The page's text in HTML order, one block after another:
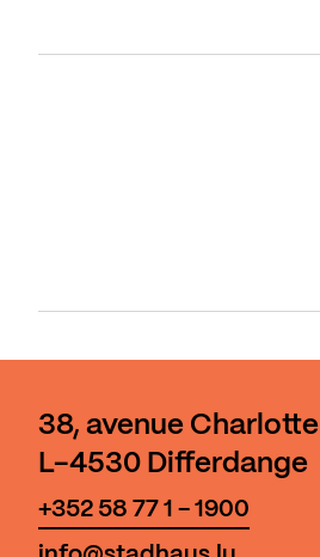
38, avenue Charlotte
L-4530 Differdange
+352 58 77 1 - 1900